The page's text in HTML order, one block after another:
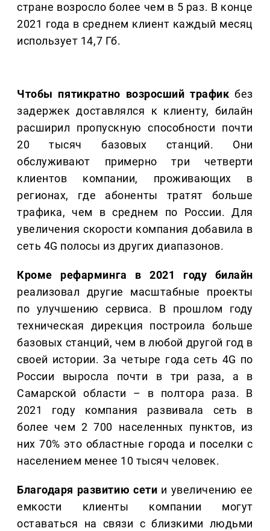
стране возросло более чем в 5 раз. В конце
2021 года в среднем клиент каждый месяц
использует 14,7 Гб.
Чтобы пятикратно возросший трафик без
задержек доставлялся к клиенту, билайн
расширил пропускную способности почти
20 тысяч базовых станций. Они
обслуживают примерно три четверти
клиентов компании, проживающих в
регионах, где абоненты тратят больше
трафика, чем в среднем по России. Для
увеличения скорости компания добавила в
сеть 4G полосы из других диапазонов.
Кроме рефарминга в 2021 году билайн
реализовал другие масштабные проекты
по улучшению сервиса. В прошлом году
техническая дирекция построила больше
базовых станций, чем в любой другой год в
своей истории. За четыре года сеть 4G по
России выросла почти в три раза, а в
Самарской области – в полтора раза. В
2021 году компания развивала сеть в
более чем 2 700 населенных пунктов, из
них 70% это областные города и поселки с
населением менее 10 тысяч человек.
Благодаря развитию сети и увеличению ее
емкости клиенты компании могут
оставаться на связи с близкими людьми